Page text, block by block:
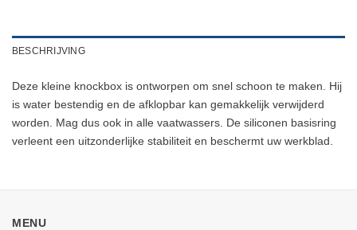
BESCHRIJVING
Deze kleine knockbox is ontworpen om snel schoon te maken. Hij
is water bestendig en de afklopbar kan gemakkelijk verwijderd
worden. Mag dus ook in alle vaatwassers. De siliconen basisring
verleent een uitzonderlijke stabiliteit en beschermt uw werkblad.
MENU